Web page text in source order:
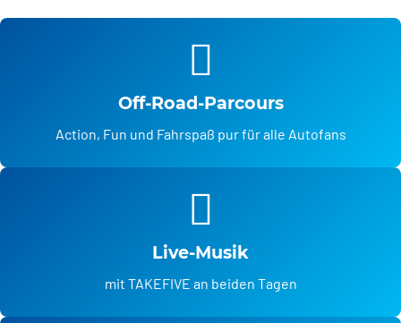
Off-Road-Parcours
Action, Fun und Fahrspaß pur für alle Autofans
Live-Musik
mit TAKEFIVE an beiden Tagen